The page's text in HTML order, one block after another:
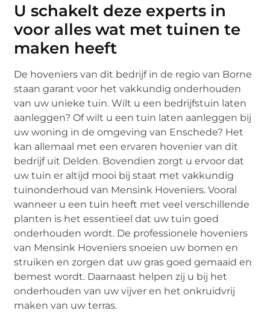
U schakelt deze experts in
voor alles wat met tuinen te
maken heeft
De hoveniers van dit bedrijf in de regio van Borne
staan garant voor het vakkundig onderhouden
van uw unieke tuin. Wilt u een bedrijfstuin laten
aanleggen? Of wilt u een tuin laten aanleggen bij
uw woning in de omgeving van Enschede? Het
kan allemaal met een ervaren hovenier van dit
bedrijf uit Delden. Bovendien zorgt u ervoor dat
uw tuin er altijd mooi bij staat met vakkundig
tuinonderhoud van Mensink Hoveniers. Vooral
wanneer u een tuin heeft met veel verschillende
planten is het essentieel dat uw tuin goed
onderhouden wordt. De professionele hoveniers
van Mensink Hoveniers snoeien uw bomen en
struiken en zorgen dat uw gras goed gemaaid en
bemest wordt. Daarnaast helpen zij u bij het
onderhouden van uw vijver en het onkruidvrij
maken van uw terras.